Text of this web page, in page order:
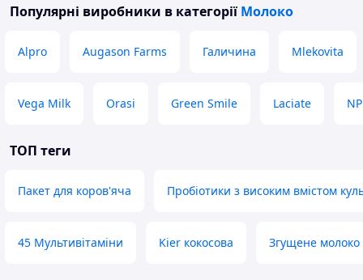
Популярні виробники в категорії Молоко
Alpro Augason Farms Галичина Mlekovita
Vega Milk Orasi Green Smile Laciate
ТОП теги
Пакет для коров'яча Пробіотики з високим вмістом
45 Мультивітаміни Kier кокосова Згущене молоко